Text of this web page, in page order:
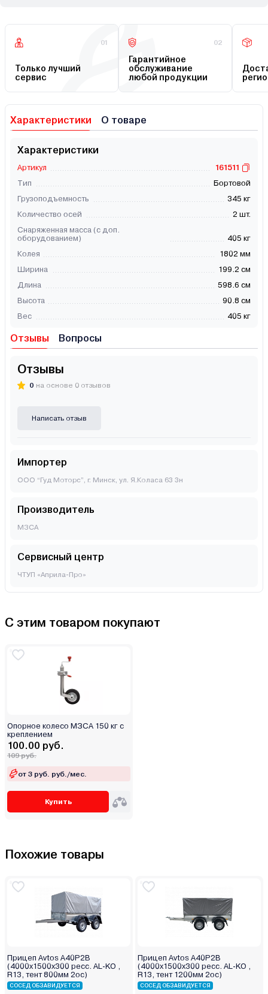
01
Только лучший
сервис
02
Гарантийное
обслуживание
любой продукции
Характеристики О товаре
Характеристики
Артикул
161511
Тип
Бортовой
Грузоподъемность
345 кг
Количество осей
2 шт.
Снаряженная масса (с доп.
оборудованием)
405 кг
Колея
1802 мм
Ширина
199.2 см
Длина
598.6 см
Высота
90.8 см
Вес
405 кг
Отзывы Вопросы
Отзывы
0 на основе 0 отзывов
Написать отзыв
Импортер
ООО “Гуд Моторс”, г. Минск, ул. Я.Коласа 63 3н
Производитель
МЗСА
Сервисный центр
ЧТУП «Априла-Про»
С этим товаром покупают
Опорное колесо МЗСА 150 кг с
креплением
100.00 руб.
109 руб.
от 3 руб. руб./мес.
Купить
Похожие товары
Прицеп Avtos A40P2B
(4000х1500х300 ресс. AL-KO ,
R13, тент 800мм 2ос)
СОСЕД ОБЗАВИДУЕТСЯ
Прицеп Avtos A40P2B
(4000х1500х300 ресс. AL-KO ,
R13, тент 1200мм 2ос)
СОСЕД ОБЗАВИДУЕТСЯ